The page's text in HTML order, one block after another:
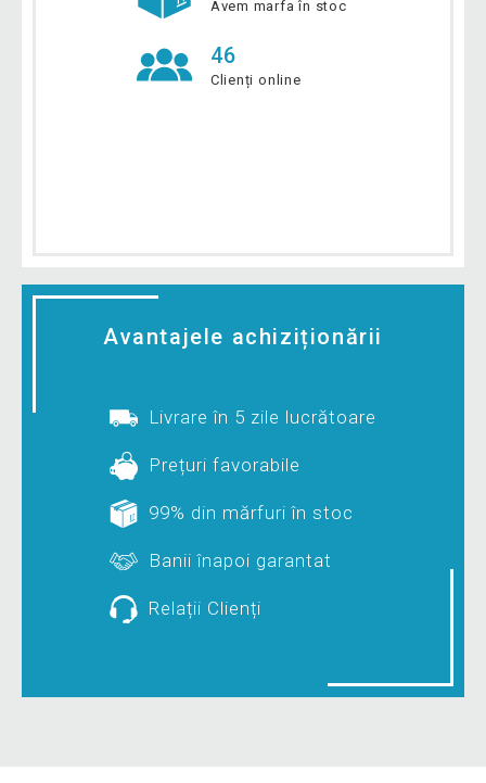
Avem marfa în stoc
46
Clienți online
Avantajele achiziționării
Livrare în 5 zile lucrătoare
Prețuri favorabile
99% din mărfuri în stoc
Banii înapoi garantat
Relații Clienți